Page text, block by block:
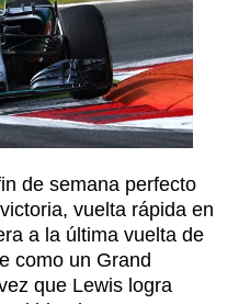
de semana perfecto
vuelta rápida en
a la última vuelta de
como un Grand
que Lewis logra